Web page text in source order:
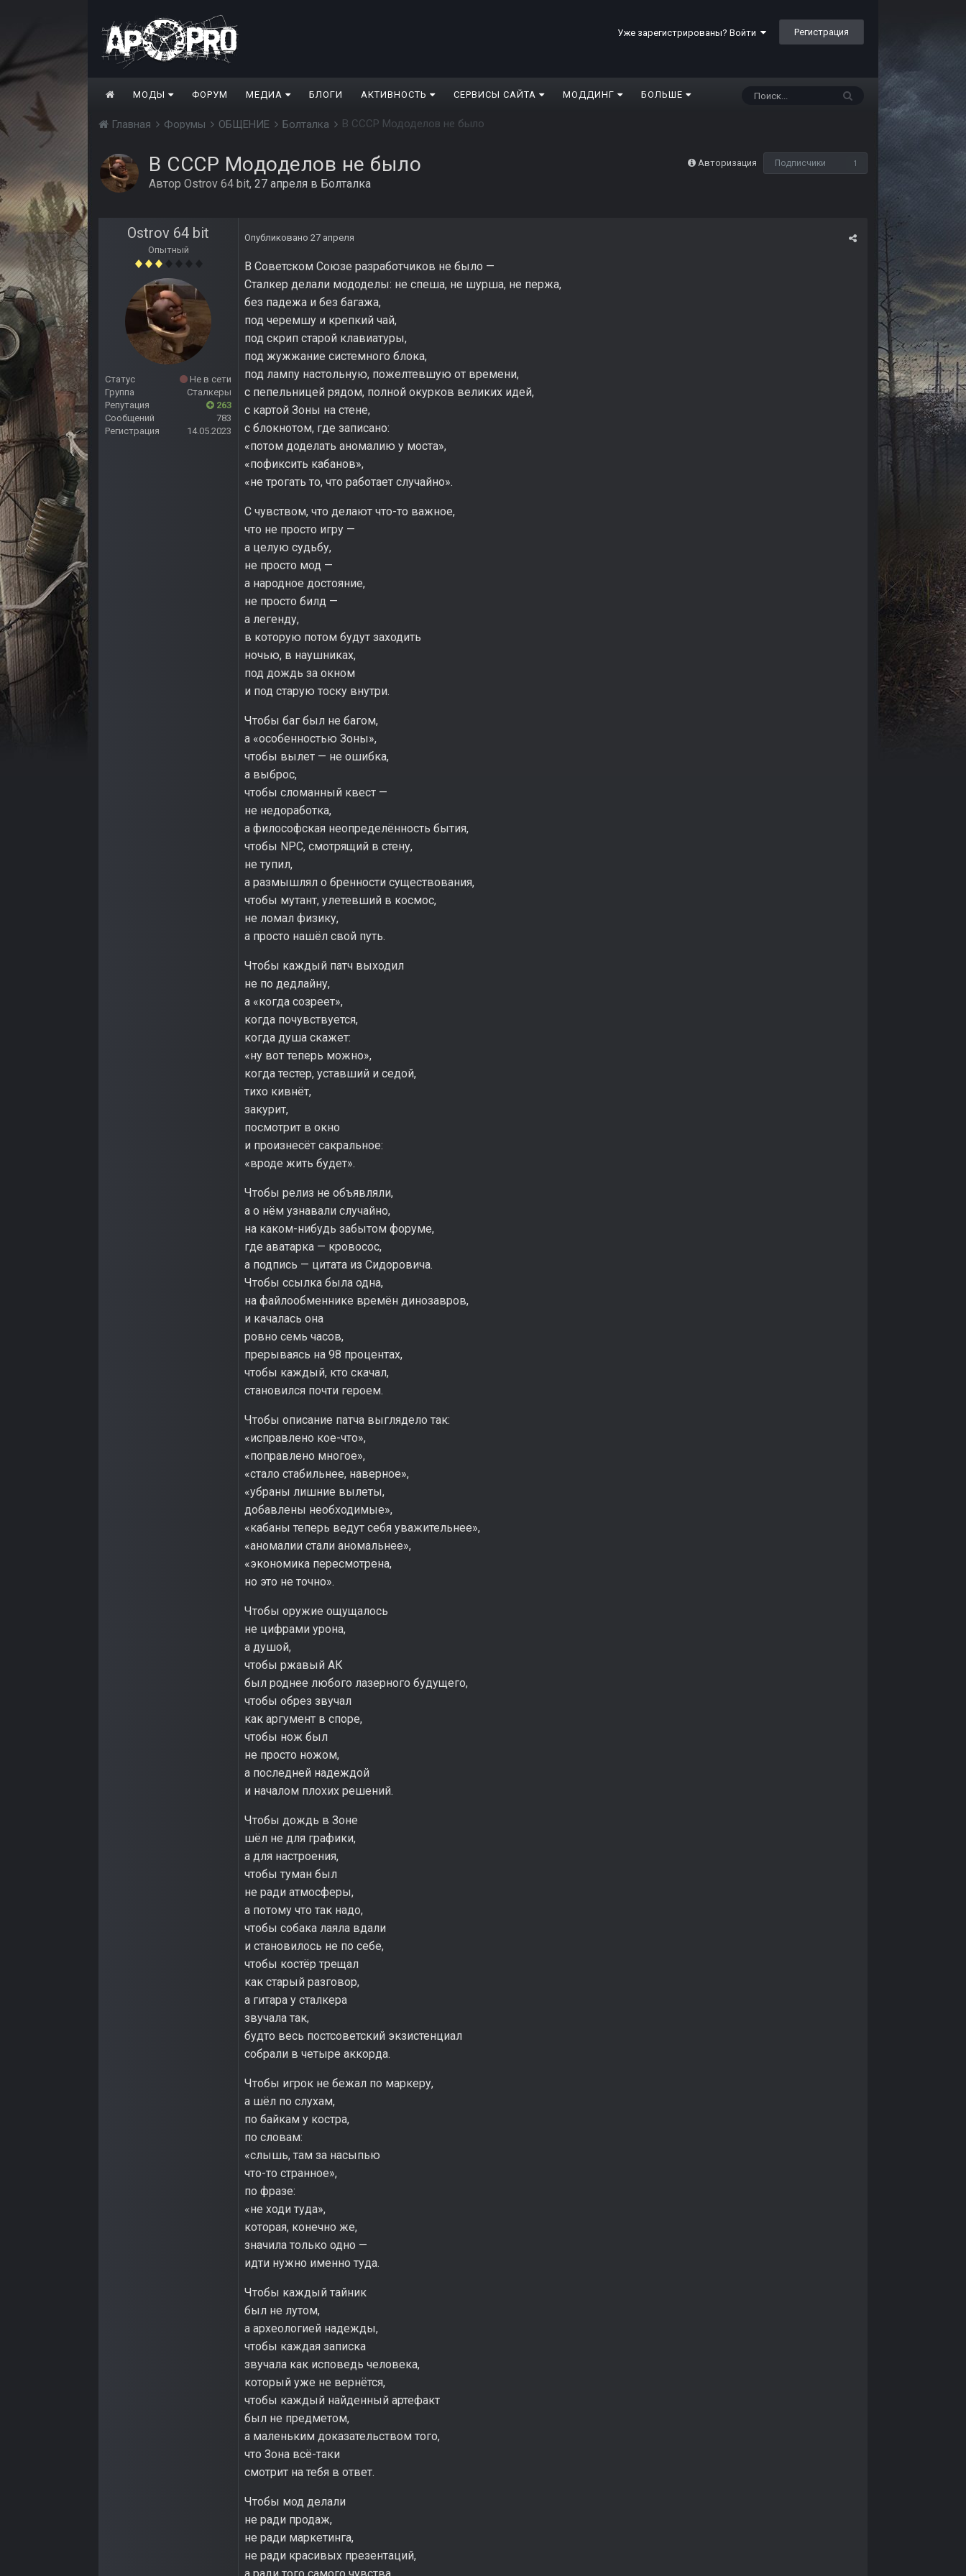
Уже зарегистрированы? Войти Регистрация
МОДЫ ФОРУМ МЕДИА БЛОГИ АКТИВНОСТЬ СЕРВИСЫ САЙТА МОДДИНГ БОЛЬШЕ
Главная Форумы ОБЩЕНИЕ Болталка В СССР Мододелов не было
Авторизация Подписчики 1
В СССР Мододелов не было
Автор Ostrov 64 bit, 27 апреля в Болталка
Ostrov 64 bit
Опытный
Статус
Не в сети
Группа
Сталкеры
Репутация
263
Сообщений
783
Регистрация
14.05.2023
Опубликовано 27 апреля
В Советском Союзе разработчиков не было —
Сталкер делали мододелы: не спеша, не шурша, не пержа,
без падежа и без багажа,
под черемшу и крепкий чай,
под скрип старой клавиатуры,
под жужжание системного блока,
под лампу настольную, пожелтевшую от времени,
с пепельницей рядом, полной окурков великих идей,
с картой Зоны на стене,
с блокнотом, где записано:
«потом доделать аномалию у моста»,
«пофиксить кабанов»,
«не трогать то, что работает случайно».
С чувством, что делают что-то важное,
что не просто игру —
а целую судьбу,
не просто мод —
а народное достояние,
не просто билд —
а легенду,
в которую потом будут заходить
ночью, в наушниках,
под дождь за окном
и под старую тоску внутри.
Чтобы баг был не багом,
а «особенностью Зоны»,
чтобы вылет — не ошибка,
а выброс,
чтобы сломанный квест —
не недоработка,
а философская неопределённость бытия,
чтобы NPC, смотрящий в стену,
не тупил,
а размышлял о бренности существования,
чтобы мутант, улетевший в космос,
не ломал физику,
а просто нашёл свой путь.
Чтобы каждый патч выходил
не по дедлайну,
а «когда созреет»,
когда почувствуется,
когда душа скажет:
«ну вот теперь можно»,
когда тестер, уставший и седой,
тихо кивнёт,
закурит,
посмотрит в окно
и произнесёт сакральное:
«вроде жить будет».
Чтобы релиз не объявляли,
а о нём узнавали случайно,
на каком-нибудь забытом форуме,
где аватарка — кровосос,
а подпись — цитата из Сидоровича.
Чтобы ссылка была одна,
на файлообменнике времён динозавров,
и качалась она
ровно семь часов,
прерываясь на 98 процентах,
чтобы каждый, кто скачал,
становился почти героем.
Чтобы описание патча выглядело так:
«исправлено кое-что»,
«поправлено многое»,
«стало стабильнее, наверное»,
«убраны лишние вылеты,
добавлены необходимые»,
«кабаны теперь ведут себя уважительнее»,
«аномалии стали аномальнее»,
«экономика пересмотрена,
но это не точно».
Чтобы оружие ощущалось
не цифрами урона,
а душой,
чтобы ржавый АК
был роднее любого лазерного будущего,
чтобы обрез звучал
как аргумент в споре,
чтобы нож был
не просто ножом,
а последней надеждой
и началом плохих решений.
Чтобы дождь в Зоне
шёл не для графики,
а для настроения,
чтобы туман был
не ради атмосферы,
а потому что так надо,
чтобы собака лаяла вдали
и становилось не по себе,
чтобы костёр трещал
как старый разговор,
а гитара у сталкера
звучала так,
будто весь постсоветский экзистенциал
собрали в четыре аккорда.
Чтобы игрок не бежал по маркеру,
а шёл по слухам,
по байкам у костра,
по словам:
«слышь, там за насыпью
что-то странное»,
по фразе:
«не ходи туда»,
которая, конечно же,
значила только одно —
идти нужно именно туда.
Чтобы каждый тайник
был не лутом,
а археологией надежды,
чтобы каждая записка
звучала как исповедь человека,
который уже не вернётся,
чтобы каждый найденный артефакт
был не предметом,
а маленьким доказательством того,
что Зона всё-таки
смотрит на тебя в ответ.
Чтобы мод делали
не ради продаж,
не ради маркетинга,
не ради красивых презентаций,